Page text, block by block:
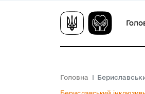
Головна